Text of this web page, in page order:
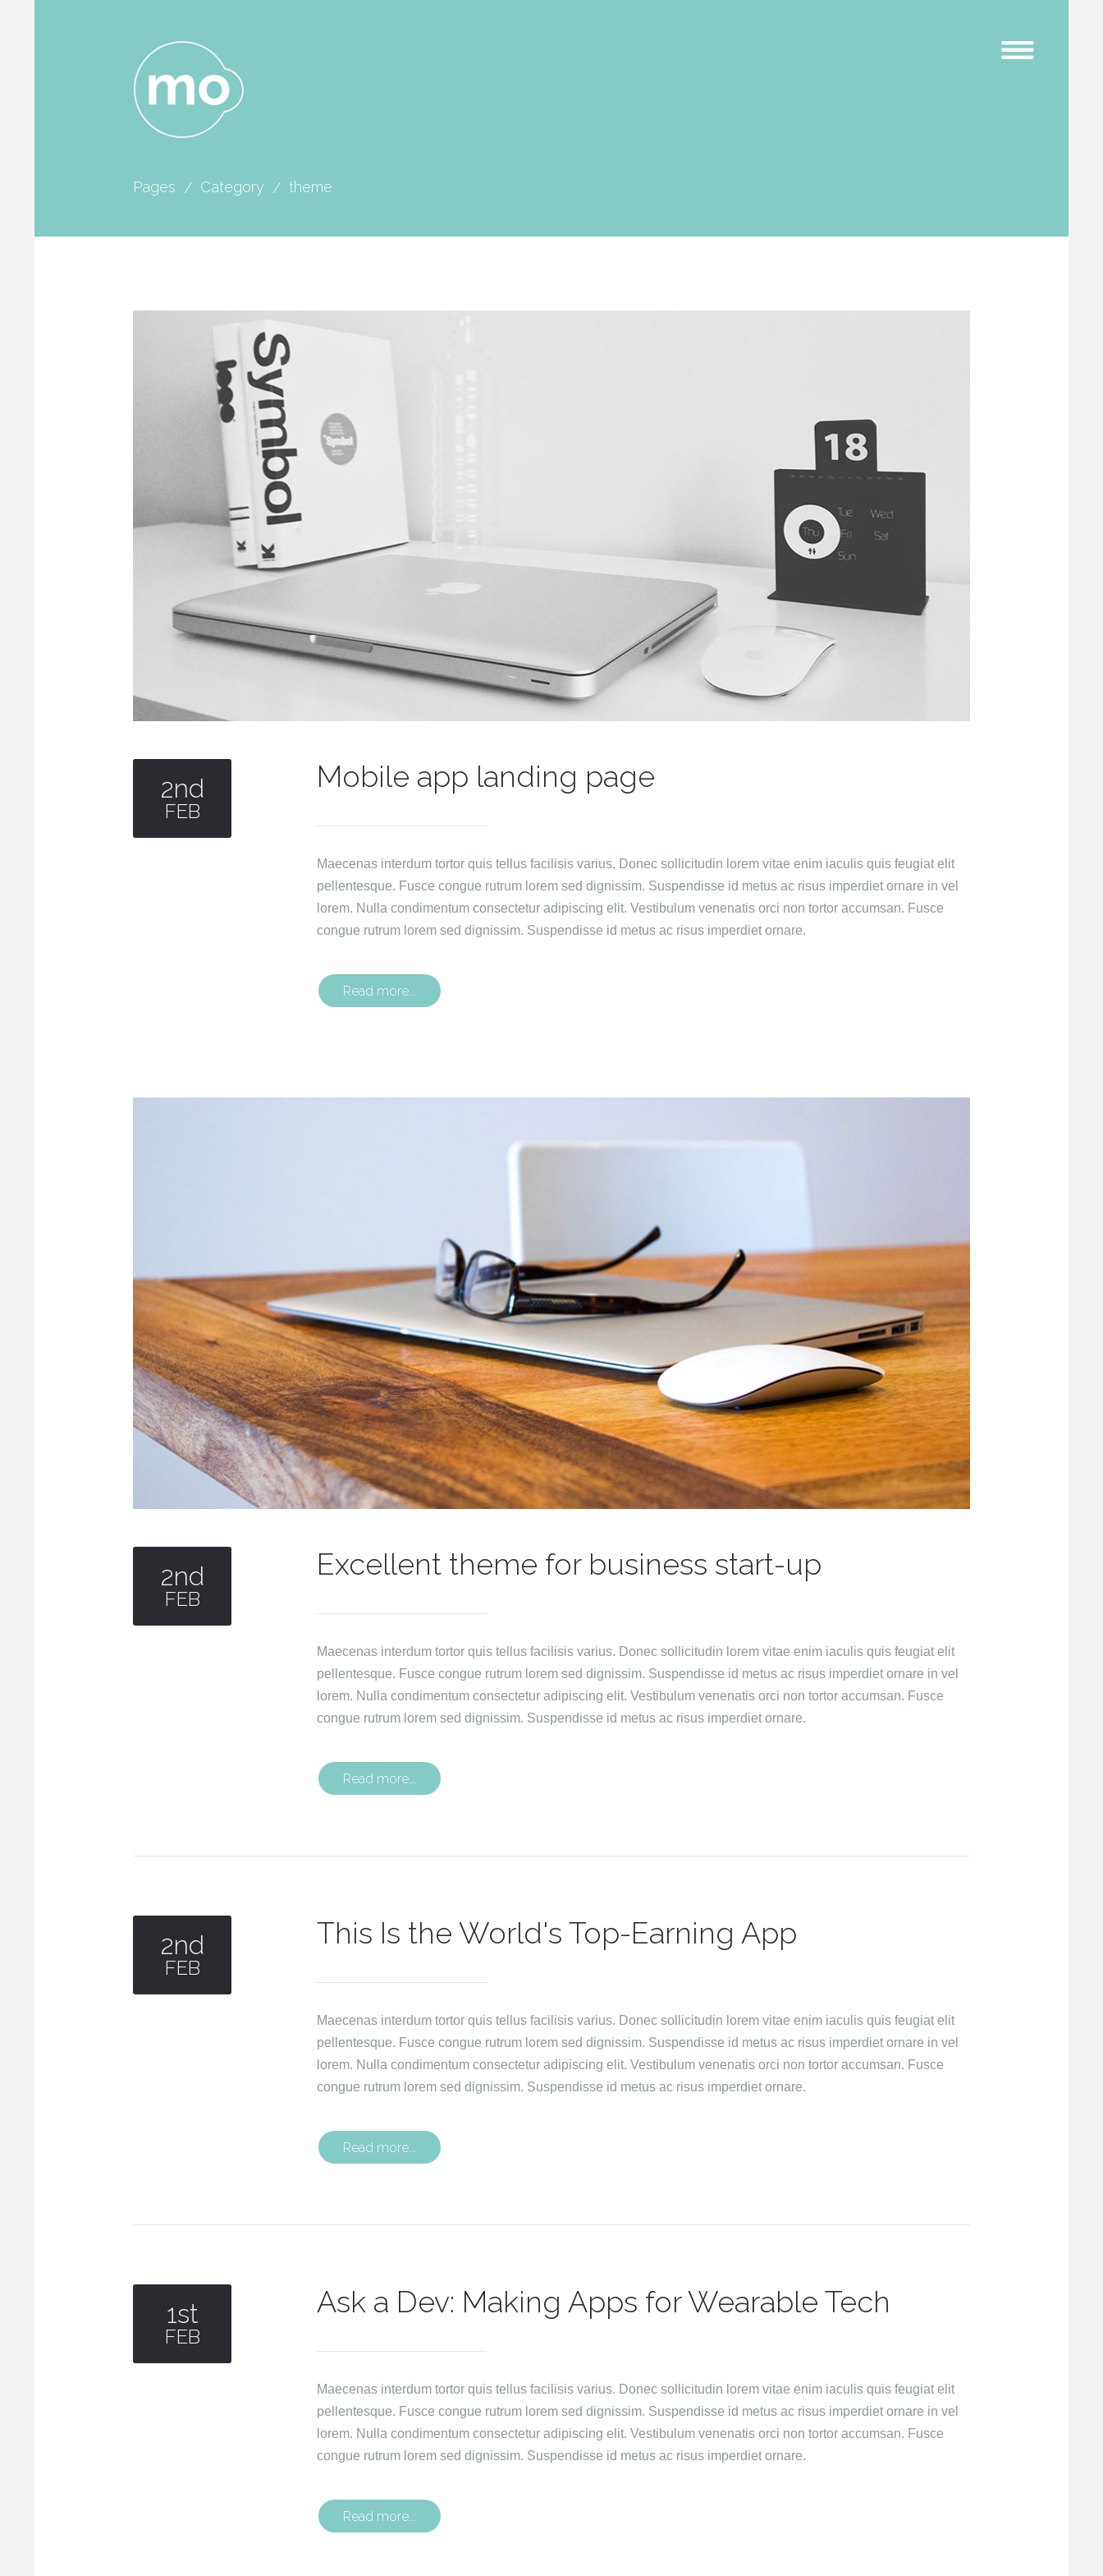
Pages / Category / theme
2nd
FEB
Mobile app landing page
Maecenas interdum tortor quis tellus facilisis varius. Donec sollicitudin lorem vitae enim iaculis quis feugiat elit
pellentesque. Fusce congue rutrum lorem sed dignissim. Suspendisse id metus ac risus imperdiet ornare in vel
lorem. Nulla condimentum consectetur adipiscing elit. Vestibulum venenatis orci non tortor accumsan. Fusce
congue rutrum lorem sed dignissim. Suspendisse id metus ac risus imperdiet ornare.
Read more...
2nd
FEB
Excellent theme for business start-up
Maecenas interdum tortor quis tellus facilisis varius. Donec sollicitudin lorem vitae enim iaculis quis feugiat elit
pellentesque. Fusce congue rutrum lorem sed dignissim. Suspendisse id metus ac risus imperdiet ornare in vel
lorem. Nulla condimentum consectetur adipiscing elit. Vestibulum venenatis orci non tortor accumsan. Fusce
congue rutrum lorem sed dignissim. Suspendisse id metus ac risus imperdiet ornare.
Read more...
2nd
FEB
This Is the World's Top-Earning App
Maecenas interdum tortor quis tellus facilisis varius. Donec sollicitudin lorem vitae enim iaculis quis feugiat elit
pellentesque. Fusce congue rutrum lorem sed dignissim. Suspendisse id metus ac risus imperdiet ornare in vel
lorem. Nulla condimentum consectetur adipiscing elit. Vestibulum venenatis orci non tortor accumsan. Fusce
congue rutrum lorem sed dignissim. Suspendisse id metus ac risus imperdiet ornare.
Read more...
1st
FEB
Ask a Dev: Making Apps for Wearable Tech
Maecenas interdum tortor quis tellus facilisis varius. Donec sollicitudin lorem vitae enim iaculis quis feugiat elit
pellentesque. Fusce congue rutrum lorem sed dignissim. Suspendisse id metus ac risus imperdiet ornare in vel
lorem. Nulla condimentum consectetur adipiscing elit. Vestibulum venenatis orci non tortor accumsan. Fusce
congue rutrum lorem sed dignissim. Suspendisse id metus ac risus imperdiet ornare.
Read more...